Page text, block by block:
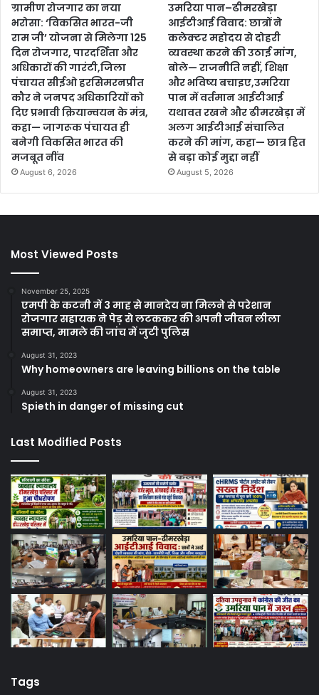
ग्रामीण रोजगार का नया
भरोसा: ‘विकसित भारत-जी
राम जी’ योजना से मिलेगा 125
दिन रोजगार, पारदर्शिता और
अधिकारों की गारंटी,जिला
पंचायत सीईओ हरसिमरनप्रीत
कौर ने जनपद अधिकारियों को
दिए प्रभावी क्रियान्वयन के मंत्र,
कहा— जागरूक पंचायत ही
बनेगी विकसित भारत की
मजबूत नींव
August 6, 2026
उमरिया पान–ढीमरखेड़ा
आईटीआई विवाद: छात्रों ने
कलेक्टर महोदय से दोहरी
व्यवस्था करने की उठाई मांग,
बोले— राजनीति नहीं, शिक्षा
और भविष्य बचाइए,उमरिया
पान में वर्तमान आईटीआई
यथावत रखने और ढीमरखेड़ा में
अलग आईटीआई संचालित
करने की मांग, कहा— छात्र हित
से बड़ा कोई मुद्दा नहीं
August 5, 2026
Most Viewed Posts
November 25, 2025
एमपी के कटनी में 3 माह से मानदेय ना मिलने से परेशान
रोजगार सहायक ने पेड़ से लटककर की अपनी जीवन लीला
समाप्त, मामले की जांच में जुटी पुलिस
August 31, 2023
Why homeowners are leaving billions on the table
August 31, 2023
Spieth in danger of missing cut
Last Modified Posts
Tags